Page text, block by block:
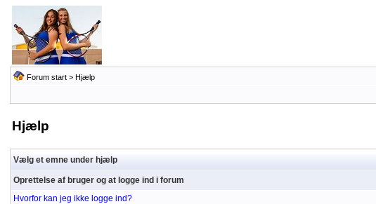
Forum start> Hjælp
Hjælp
Vælg et emne under hjælp
Oprettelse af bruger og at logge ind i forum
Hvorfor kan jeg ikke logge ind?